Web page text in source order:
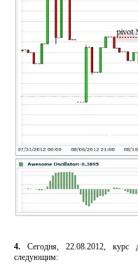
4. Сегодня, 22.08.2012,
следующим: